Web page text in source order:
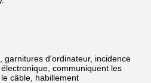
garnitures d'ordinateur, incidence
communiquent les
câble, habillement